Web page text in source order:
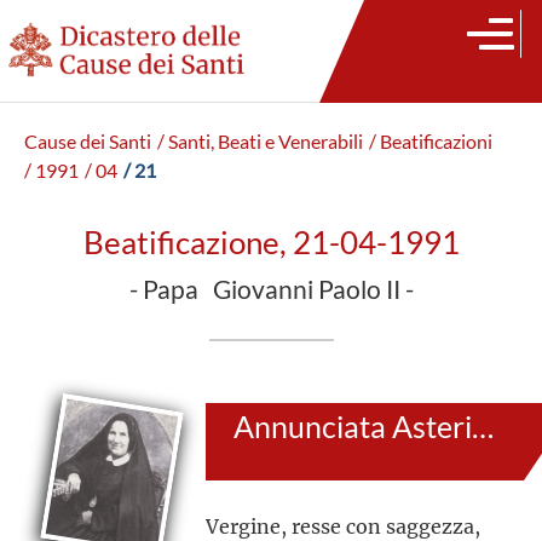
Cause dei Santi / Santi, Beati e Venerabili / Beatificazioni
/ 1991 / 04 / 21
Beatificazione, 21-04-1991
- Papa Giovanni Paolo II -
Annunciata Asteria Cocchetti
Vergine, resse con saggezza,